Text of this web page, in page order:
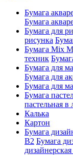
Бумага
Бумага
Бумага для
рисунка
Бумага Mix
техник
Бумага для
Бумага для
Бумага для
Бумага
пастельная в
Калька
Картон
Бумага
В2 Бумага